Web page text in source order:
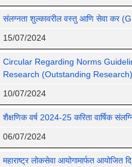
संलग्नता शुल्कावरील वस्तु आणि सेवा कर
15/07/2024
Circular Regarding Norms
Research (Outstanding
10/07/2024
शैक्षणिक वर्ष 2024-25 करिता वार्षिक
06/07/2024
महाराष्ट्र लोकसेवा आयोगामार्फत आयोजित